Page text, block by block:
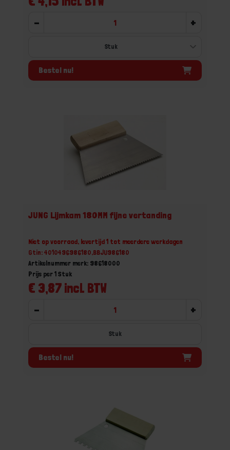
- +
Bestel nu!
JUNG Lijmkam 180MM fijne vertanding
Niet op voorraad, levertijd 1 tot meerdere werkdagen
Gtin: 4010496986180,BBJU986180
Artikelnummer merk: 98618000
€ 3,87 incl. BTW
Prijs per 1 Stuk
- +
Stuk
Bestel nu!